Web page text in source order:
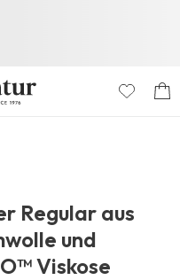
Regular aus
und
Viskose